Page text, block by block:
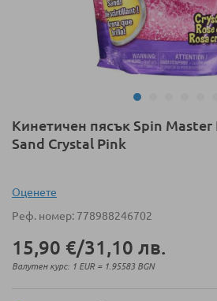
Преминете
към
галерия
снимки
Кинетичен пясък Spin
Sand Crystal Pink
Оценeте
Реф. номер 778988246702
15,90 €/31,10 лв.
Валутен курс: 1 EUR = 1.95583 BGN